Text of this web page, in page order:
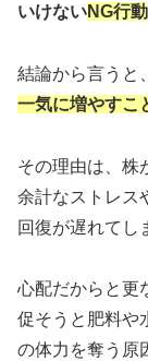
いけないNG行動
結論から言うと、
一気に増やすこ
その理由は、株
余計なストレス
回復が遅れてし
心配だからと更
促そうと肥料や
の体力を奪う原